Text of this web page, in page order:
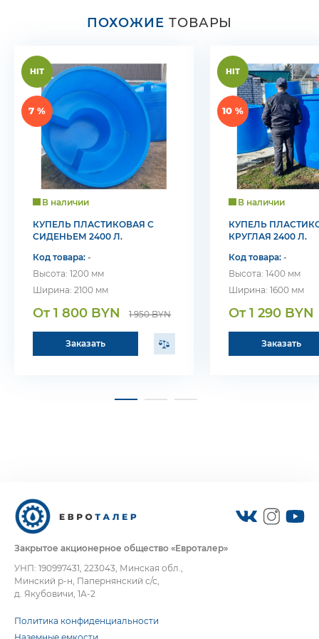
ПОХОЖИЕ ТОВАРЫ
HIT
7 %
В наличии
КУПЕЛЬ ПЛАСТИКОВАЯ С
СИДЕНЬЕМ 2400 Л.
Код товара:-
Высота: 1200 мм
Ширина: 2100 мм
От 1 800 BYN 1 950 BYN
Заказать
HIT
10 %
В наличии
КУПЕЛЬ
КРУГЛАЯ 2400 Л.
Код товара:-
Высота: 1400 мм
Ширина: 1600 мм
От 1 290 BYN
Заказать
Закрытое акционерное общество «Евроталер»
УНП: 190997431, 223043, Минская обл.,
Минский р-н, Папернянский с/с,
д. Якубовичи, 1А-2
Политика конфиденциальности